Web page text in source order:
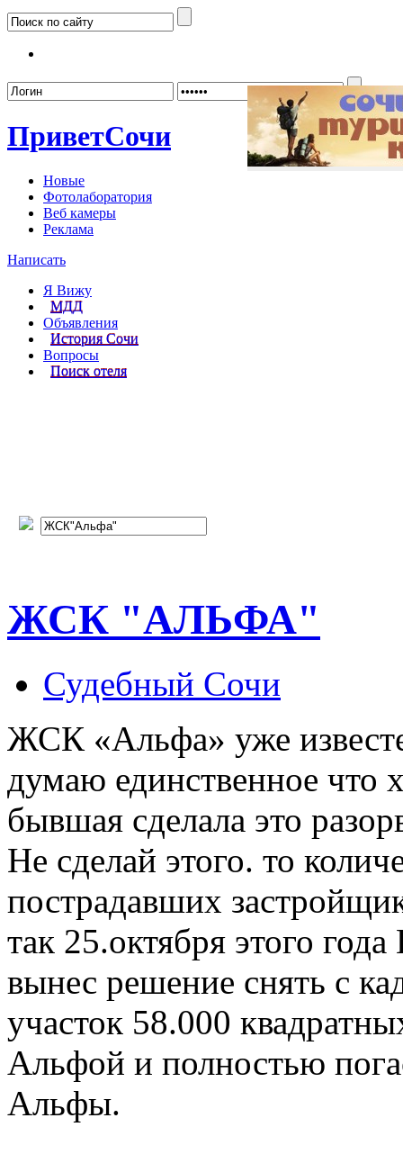
ПриветСочи
Новые
Фотолаборатория
Веб камеры
Реклама
Написать
Я Вижу
МДД
Объявления
История Сочи
Вопросы
Поиск отеля
ЖСК "АЛЬФА"
Судебный Сочи
ЖСК «Альфа» уже
думаю единственное что
бывшая сделала это
Не сделай этого. то
пострадавших
так 25.октября этого
вынес решение снять с
участок 58.000
Альфой и полностью
Альфы.